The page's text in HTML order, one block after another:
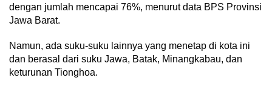
dengan jumlah mencapai 76%, menurut data BPS Provinsi
Jawa Barat.
Namun, ada suku-suku lainnya yang menetap di kota ini
dan berasal dari suku Jawa, Batak, Minangkabau, dan
keturunan Tionghoa.